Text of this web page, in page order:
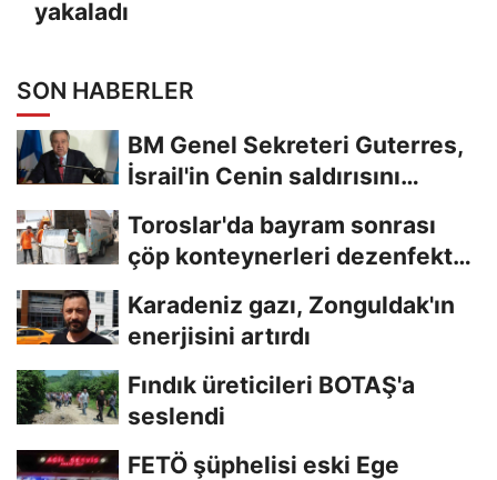
yakaladı
SON HABERLER
BM Genel Sekreteri Guterres,
İsrail'in Cenin saldırısını
Toroslar'da bayram sonrası
çöp konteynerleri dezenfekte
Karadeniz gazı, Zonguldak'ın
enerjisini artırdı
Fındık üreticileri BOTAŞ'a
seslendi
FETÖ şüphelisi eski Ege